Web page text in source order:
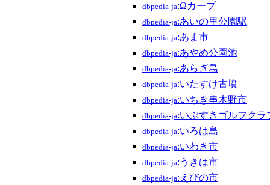
dbpedia-ja:Ωカーブ
dbpedia-ja:あいの里公園駅
dbpedia-ja:あま市
dbpedia-ja:あやめ公園池
dbpedia-ja:あらぎ島
dbpedia-ja:いたすけ古墳
dbpedia-ja:いちき串木野市
dbpedia-ja:いぶすきゴルフクラ
dbpedia-ja:いろは島
dbpedia-ja:いわき市
dbpedia-ja:うきは市
dbpedia-ja:えびの市